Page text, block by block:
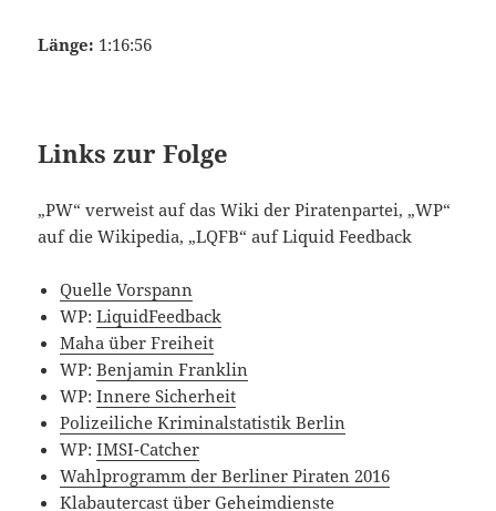
Länge: 1:16:56
Links zur Folge
„PW“ verweist auf das Wiki der Piratenpartei, „WP“
auf die Wikipedia, „LQFB“ auf Liquid Feedback
Quelle Vorspann
WP:LiquidFeedback
Maha über Freiheit
WP:Benjamin Franklin
WP:Innere Sicherheit
Polizeiliche Kriminalstatistik Berlin
WP:IMSI-Catcher
Wahlprogramm der Berliner Piraten 2016
Klabautercast über Geheimdienste